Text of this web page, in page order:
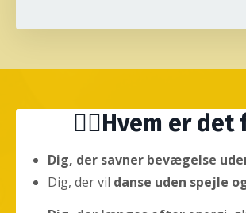
🙋‍♀️Hvem er det
Dig, der savner bevægelse
Dig, der vil danse uden spejle